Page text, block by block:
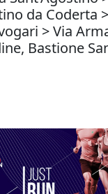
da Coderta
> Via
Bastione